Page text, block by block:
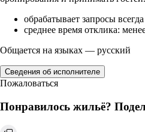
обрабатывает запросы всегда
среднее время отклика:
Общается на языках — русский
Сведения об исполнителе
Пожаловаться
Понравилось жильё?